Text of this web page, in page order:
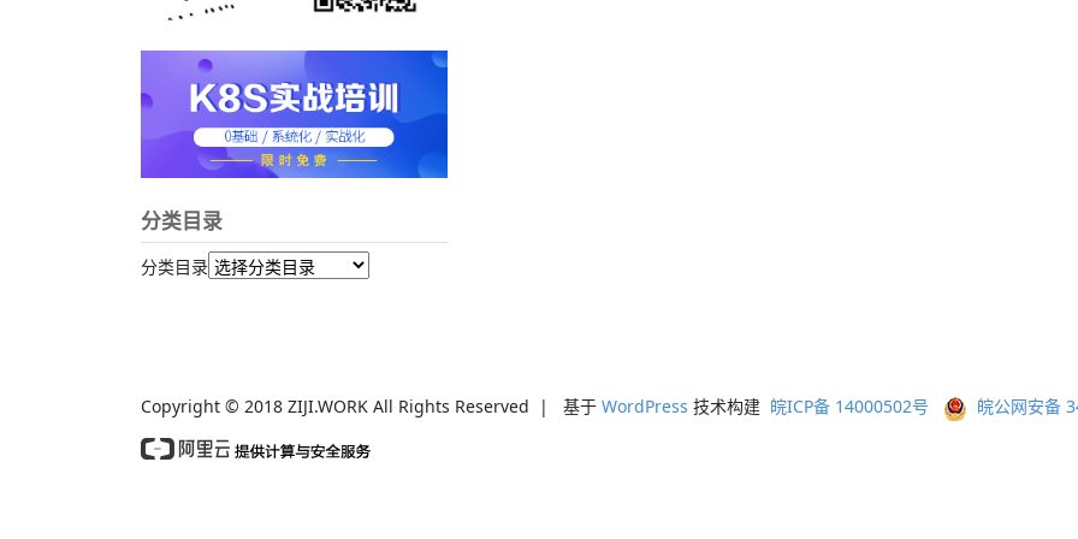
分类目录
分类目录
Copyright © 2018 ZIJI.WORK All Rights Reserved | 基于 WordPress 技术构建 皖ICP备 14000502号 皖公网安备